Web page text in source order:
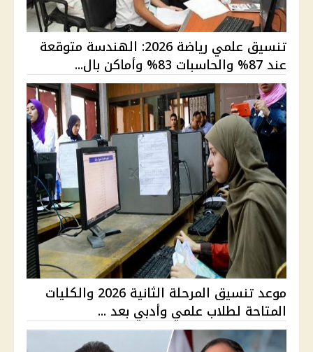
تنسيق علمي رياضة 2026: الهندسة متوقعة
عند 87% والحاسبات 83% وأماكن بال...
موعد تنسيق المرحلة الثانية 2026 والكليات
المتاحة لطلاب علمي وأدبي بعد ...